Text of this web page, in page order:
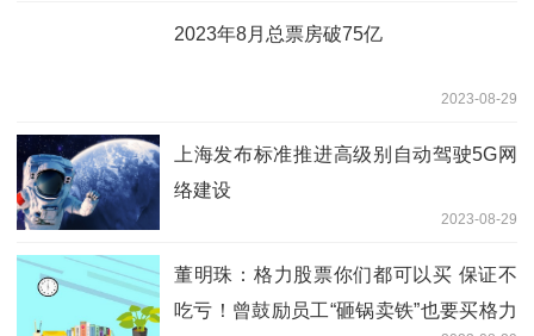
2023年8月总票房破75亿
2023-08-29
上海发布标准推进高级别自动驾驶5G网
络建设
2023-08-29
董明珠：格力股票你们都可以买 保证不
吃亏！曾鼓励员工“砸锅卖铁”也要买格力